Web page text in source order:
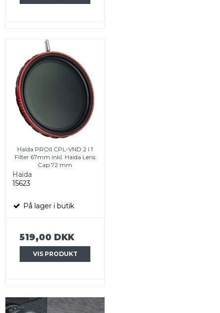
Haida PROII CPL-VND 2 i 1
Filter 67mm inkl. Haida Lens
Cap 72 mm
Haida
15623
På lager i butik
519,00 DKK
VIS PRODUKT